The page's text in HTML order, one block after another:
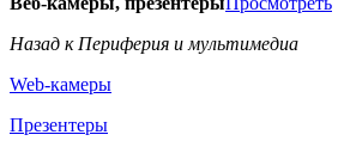
Назад к Периферия и мультимедиа
Web-камеры
Презентеры